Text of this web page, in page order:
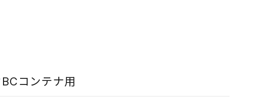
BCコンテナ用